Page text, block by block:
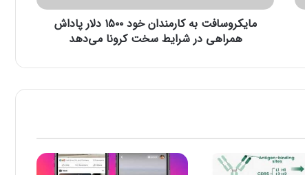
ف
ک
د
ا
ن
مایکروسافت به کارمندان خود ۱۵۰۰ دلار پاداش
همراهی در شرایط سخت کرونا می‌دهد